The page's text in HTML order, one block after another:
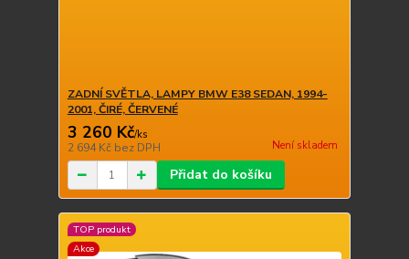
ZADNÍ SVĚTLA, LAMPY BMW E38 SEDAN, 1994-
2001, ČIRÉ, ČERVENÉ
3 260 Kč/ks
2 694 Kč bez DPH Není skladem
Přidat do košíku
TOP produkt
Akce